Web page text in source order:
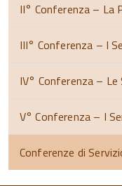
II° Conferenza – La
III° Conferenza – I
IV° Conferenza – Le
V° Conferenza – I
Conferenze di